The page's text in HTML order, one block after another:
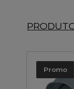
Promo